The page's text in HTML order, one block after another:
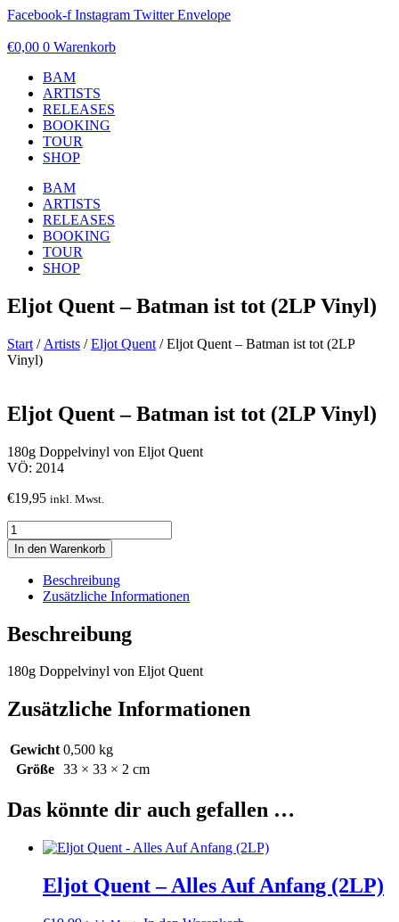
Zum
springen
Facebook-f Instagram Twitter Envelope
€0,00 0 Warenkorb
BAM
ARTISTS
RELEASES
BOOKING
TOUR
SHOP
BAM
ARTISTS
RELEASES
BOOKING
TOUR
SHOP
Eljot Quent – Batman ist tot (2LP Vinyl)
Start / Artists /Eljot Quent / Eljot Quent – Batman ist tot (2LP
Vinyl)
Eljot Quent – Batman ist tot (2LP Vinyl)
180g Doppelvinyl von Eljot Quent
VÖ: 2014
€19,95 inkl. Mwst.
Eljot
Quent
-
Batman
(2LP
Vinyl)
In den Warenkorb
Beschreibung
Zusätzliche Informationen
Beschreibung
180g Doppelvinyl von Eljot Quent
Zusätzliche Informationen
Gewicht 0,500 kg
Größe
33 × 33 × 2 cm
Das könnte dir auch gefallen …
Eljot Quent – Alles Auf Anfang (2LP)